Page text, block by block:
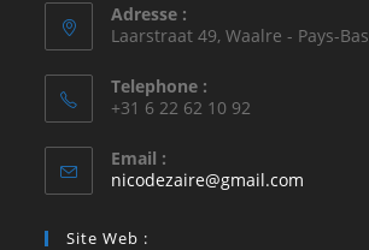
Adresse :
Laarstraat 49, Waalre - Pays-Bas
Telephone :
+31 6 22 62 10 92
Email :
nicodezaire@gmail.com
Site Web :